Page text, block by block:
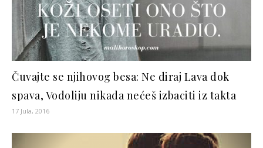
Čuvajte se njihovog besa: Ne diraj Lava dok
spava, Vodoliju nikada nećeš izbaciti iz takta
17 Jula, 2016